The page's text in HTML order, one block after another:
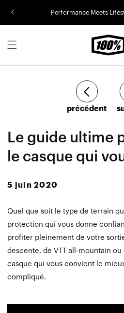
Performance Meets
Le guide ultime
le casque qui
5 juin 2020
Article
précédent
Quel que soit le type de terrain
protection qui vous donne
profiter pleinement de votre
descente, de VTT all-mountain ou
casque qui vous convient le
compliqué.